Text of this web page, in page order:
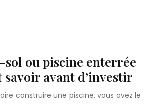
ou piscine enterrée
savoir avant d’investir
construire une piscine, vous avez le